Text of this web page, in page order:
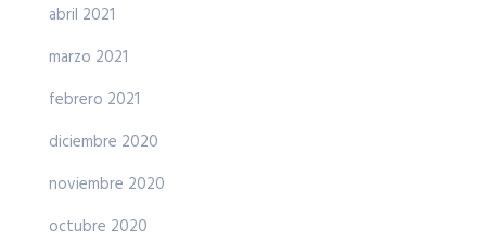
abril 2021
marzo 2021
febrero 2021
diciembre 2020
noviembre 2020
octubre 2020